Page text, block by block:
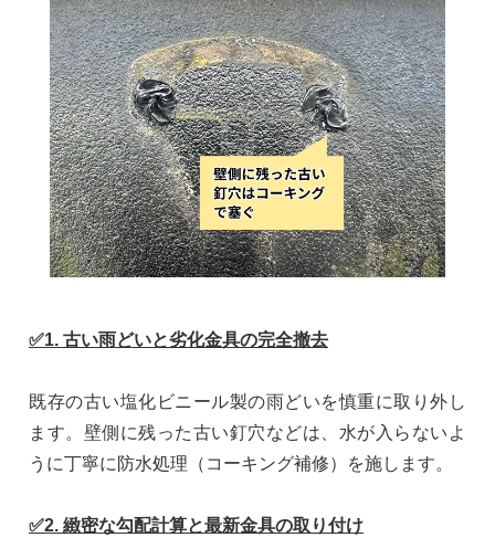
✅1. 古い雨どいと劣化金具の完全撤去
既存の古い塩化ビニール製の雨どいを慎重に取り外し
ます。壁側に残った古い釘穴などは、水が入らないよ
うに丁寧に防水処理（コーキング補修）を施します。
✅2. 緻密な勾配計算と最新金具の取り付け